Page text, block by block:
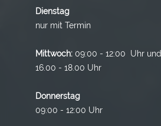
Dienstag
nur mit Termin
Mittwoch: 09:00 - 12:00 Uhr und
16.00 - 18.00 Uhr
Donnerstag
09:00 - 12:00 Uhr